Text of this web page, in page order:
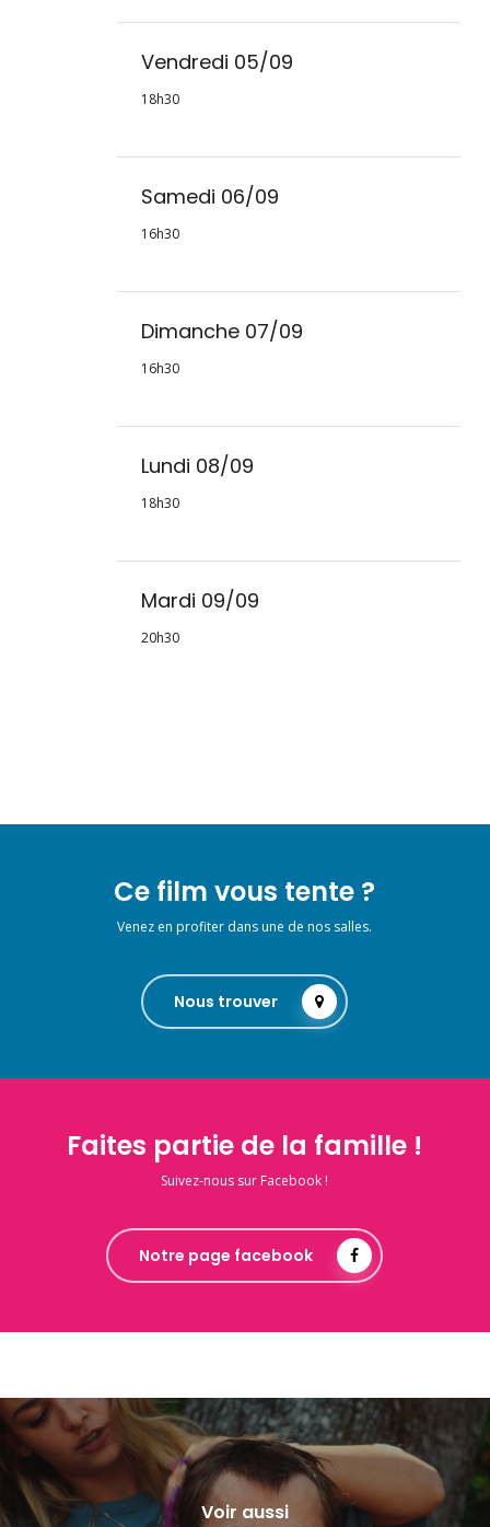
Vendredi 05/09
18h30
Samedi 06/09
16h30
Dimanche 07/09
16h30
Lundi 08/09
18h30
Mardi 09/09
20h30
Ce film vous tente ?
Venez en profiter dans une de nos salles.
Nous trouver
Faites partie de la famille !
Suivez-nous sur Facebook !
Notre page facebook
Voir aussi